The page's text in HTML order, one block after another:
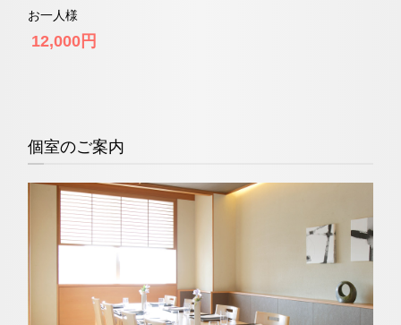
お一人様
12,000円
個室のご案内